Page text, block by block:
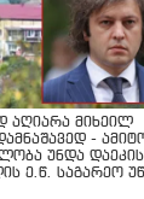
აღიარა მიხეილ
-
უნდა
ე.წ. საგარეო